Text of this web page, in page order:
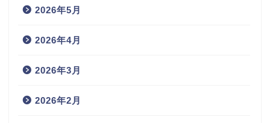
2026年5月
2026年4月
2026年3月
2026年2月